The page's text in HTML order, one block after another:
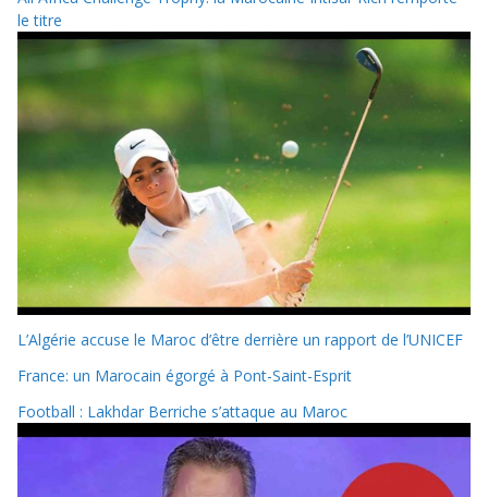
le titre
L’Algérie accuse le Maroc d’être derrière un rapport de l’UNICEF
France: un Marocain égorgé à Pont-Saint-Esprit
Football : Lakhdar Berriche s’attaque au Maroc